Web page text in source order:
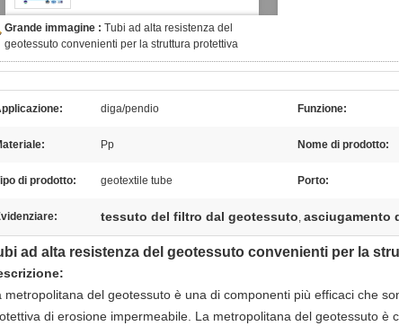
Grande immagine : Tubi ad alta resistenza del
geotessuto convenienti per la struttura protettiva
diga/pendio Funzione:
Pp Nome di prodotto:
di prodotto: geotextile tube Porto:
tessuto del filtro dal geotessuto, asciugamento
ad alta resistenza del geotessuto convenienti per la
metropolitana del geotessuto è una di componenti più efficaci che
di erosione impermeabile. La metropolitana del geotessuto è